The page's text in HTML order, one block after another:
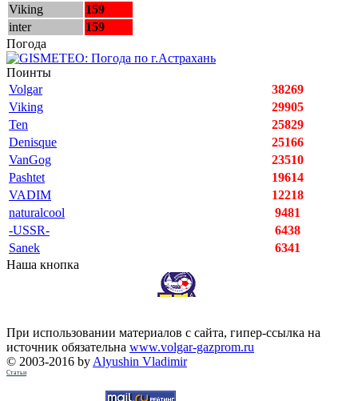
Viking
159
inter
159
Погода
Поинты
Volgar
38269
Viking
29905
Ten
25829
Denisque
25166
VanGog
23510
Pashtet
19614
VADIM
12218
naturalcool
9481
-USSR-
6438
Sanek
6341
Наша кнопка
При использовании материалов с сайта, гипер-ссылка на
источник обязательна www.volgar-gazprom.ru
© 2003-2016 by Alyushin Vladimir
Статьи